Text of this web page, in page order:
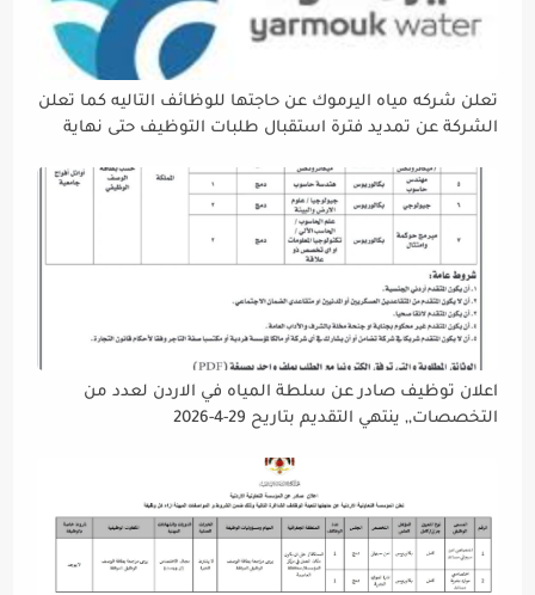
تعلن شركه مياه اليرموك عن حاجتها للوظائف التاليه كما تعلن
الشركة عن تمديد فترة استقبال طلبات التوظيف حتى نهاية
إتاحة الفرصة الكافية أمام الجميع لاستكمال إجراءات التقديم.
اعلان توظيف صادر عن سلطة المياه في الاردن لعدد من
التخصصات,, ينتهي التقديم بتاريح 29-4-2026